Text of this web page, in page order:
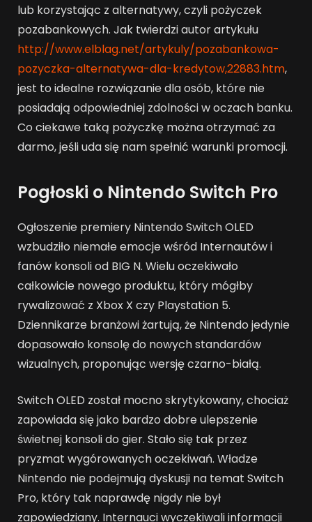
lub korzystając z alternatywy, czyli pożyczek
pozabankowych. Jak twierdzi autor artykułu
http://www.elblag.net/artykuly/pozabankowa-
pozyczka-alternatywa-dla-kredytow,22883.htm,
jest to idealne rozwiązanie dla osób, które nie
posiadają odpowiedniej zdolności w oczach banku.
Co ciekawe taką pożyczkę można otrzymać za
darmo, jeśli uda się nam spełnić warunki promocji.
Pogłoski o Nintendo Switch Pro
Ogłoszenie premiery Nintendo Switch OLED
wzbudziło niemałe emocje wśród Internautów i
fanów konsoli od BIG N. Wielu oczekiwało
całkowicie nowego produktu, który mógłby
rywalizować z Xbox X czy Playstation 5.
Dziennikarze branżowi żartują, że Nintendo jedynie
dopasowało konsolę do nowych standardów
wizualnych, proponując wersję czarno-białą.
Switch OLED został mocno skrytykowany, chociaż
zapowiada się jako bardzo dobre ulepszenie
świetnej konsoli do gier. Stało się tak przez
pryzmat wygórowanych oczekiwań. Władze
Nintendo nie podejmują dyskusji na temat Switch
Pro, który tak naprawdę nigdy nie był
zapowiedziany. Internauci wyczekiwali informacji